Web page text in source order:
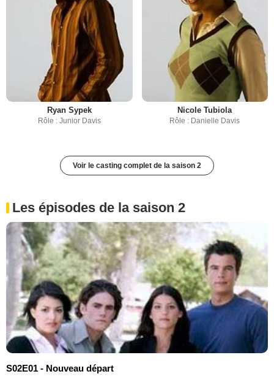
Ryan Sypek
Rôle : Junior Davis
Nicole Tubiola
Rôle : Danielle Davis
Voir le casting complet de la saison 2
Les épisodes de la saison 2
S02E01 - Nouveau départ